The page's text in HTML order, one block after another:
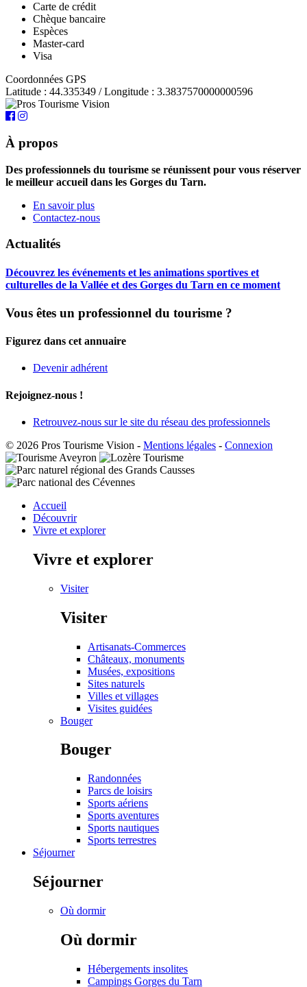
Carte de crédit
Chèque bancaire
Espèces
Master-card
Visa
Coordonnées GPS
Latitude : 44.335349 / Longitude : 3.3837570000000596
À propos
Des professionnels du tourisme se réunissent pour vous réserver
le meilleur accueil dans les Gorges du Tarn.
En savoir plus
Contactez-nous
Actualités
Découvrez les événements et les animations sportives et
culturelles de la Vallée et des Gorges du Tarn en ce moment
Vous êtes un professionnel du tourisme ?
Figurez dans cet annuaire
Devenir adhérent
Rejoignez-nous !
Retrouvez-nous sur le site du réseau des professionnels
© 2026 Pros Tourisme Vision - Mentions légales - Connexion
Accueil
Découvrir
Vivre et explorer
Vivre et explorer
Visiter
Visiter
Artisanats-Commerces
Châteaux, monuments
Musées, expositions
Sites naturels
Villes et villages
Visites guidées
Bouger
Bouger
Randonnées
Parcs de loisirs
Sports aériens
Sports aventures
Sports nautiques
Sports terrestres
Séjourner
Séjourner
Où dormir
Où dormir
Hébergements insolites
Campings Gorges du Tarn